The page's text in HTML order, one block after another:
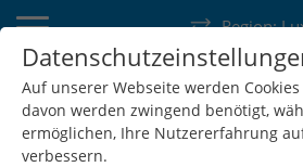
Region:
Deutschland Schweiz Österreich Belgien
Luxemburg Niederlande Wallonie
Auf unserer Webseite werden
davon werden zwingend benötigt,
ermöglichen, Ihre Nutzererfahrung
verbessern.